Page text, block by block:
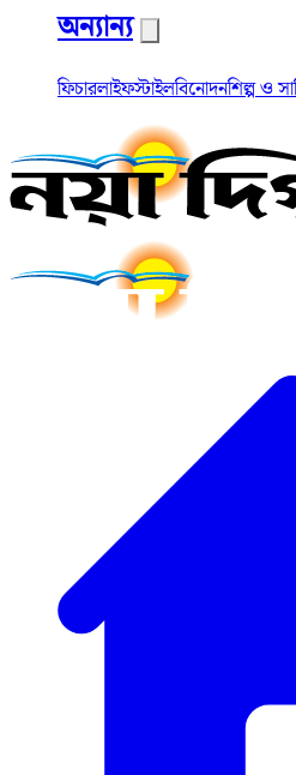
অন্যান্য
ফিচারলাইফস্টাইলবিনোদনশিল্প ও